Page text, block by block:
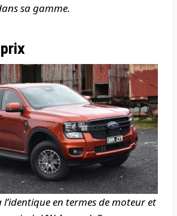
sa gamme.
en termes de moteur et